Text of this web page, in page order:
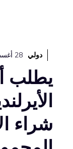
دولي 28 أغسطس، 2025
يطلب
شراء